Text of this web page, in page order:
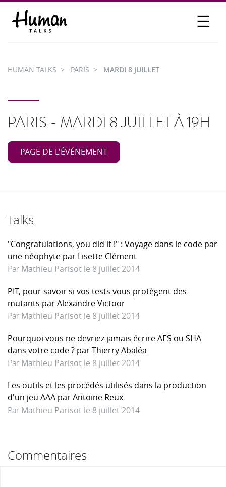
☰
PARTICIPER
HUMAN TALKS PARIS MARDI 8 JUILLET
PARIS - MARDI 8 JUILLET À 19H
PAGE DE L'ÉVÉNEMENT
Talks
"Congratulations, you did it !" : Voyage dans le code par
une néophyte par Lisette Clément
Par Mathieu Parisot le 8 juillet 2014
PIT, pour savoir si vos tests vous protègent des
mutants par Alexandre Victoor
Par Mathieu Parisot le 8 juillet 2014
Pourquoi vous ne devriez jamais écrire AES ou SHA
dans votre code ? par Thierry Abaléa
Par Mathieu Parisot le 8 juillet 2014
Les outils et les procédés utilisés dans la production
d'un jeu AAA par Antoine Reux
Par Mathieu Parisot le 8 juillet 2014
Commentaires